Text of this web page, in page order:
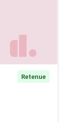
Retenue